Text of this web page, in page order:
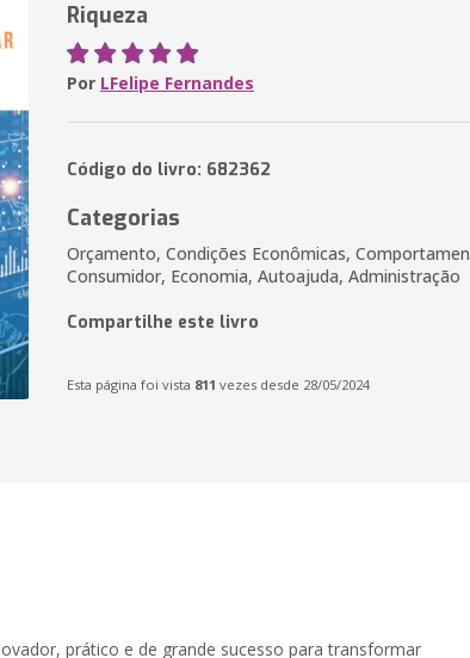
Riqueza
Por LFelipe Fernandes
Código do livro: 682362
Categorias
Orçamento, Condições Econômicas,
Consumidor, Economia, Autoajuda, Administração
Compartilhe este livro
Esta página foi vista 811 vezes desde 28/05/2024
prático e de grande sucesso para transformar